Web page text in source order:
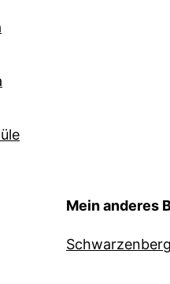
Mein anderes